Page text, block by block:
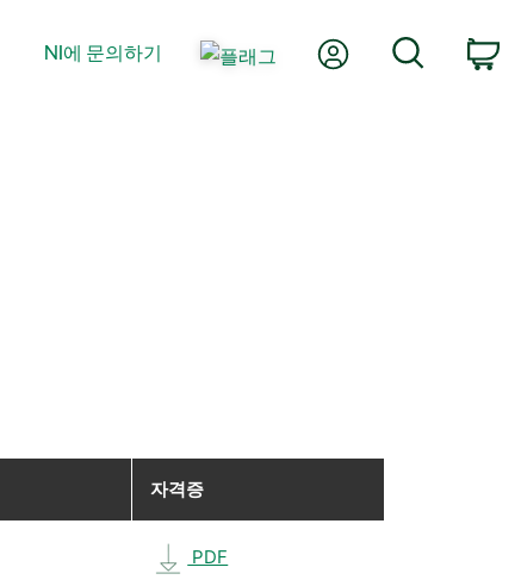
NI에 문의하기 내 계정
자격증
PDF